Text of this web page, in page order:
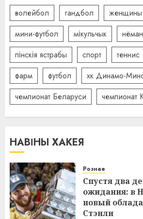
волейбол
гандбол женщины
мини-футбол
мікульчык
нёман
пінскія ястрабы
спорт теннис
фарм
футбол хк Динамо-
чемпионат Беларуси
чемпионат
НАВІНЫ ХАКЕЯ
Рознае
Спустя два
ожидания: в
новый
Стэнли